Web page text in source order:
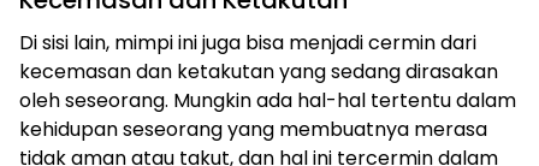
Di sisi lain, mimpi ini juga bisa menjadi cermin dari
kecemasan dan ketakutan yang sedang dirasakan
oleh seseorang. Mungkin ada hal-hal tertentu dalam
kehidupan seseorang yang membuatnya merasa
tidak aman atau takut, dan hal ini tercermin dalam